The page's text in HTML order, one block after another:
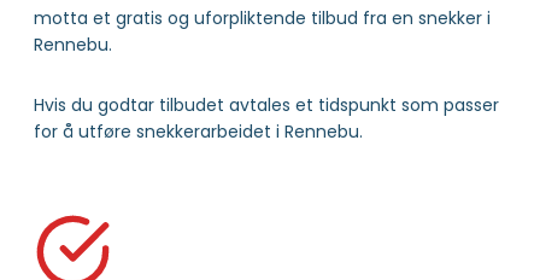
motta et gratis og uforpliktende tilbud fra en snekker i
Rennebu.
Hvis du godtar tilbudet avtales et tidspunkt som passer
for å utføre snekkerarbeidet i Rennebu.